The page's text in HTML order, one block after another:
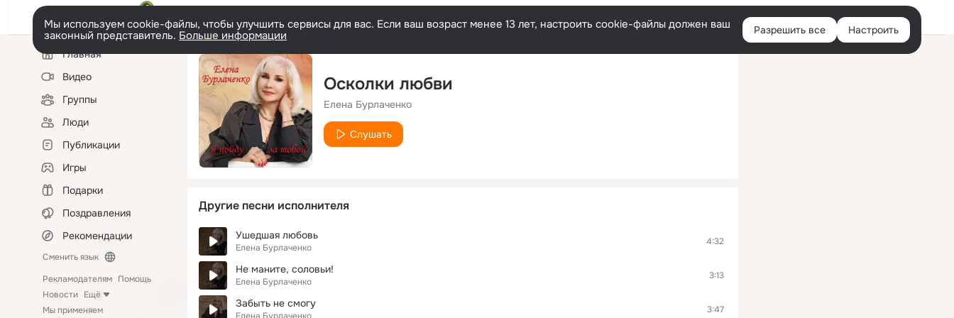
Войти
Мы используем cookie-файлы, чтобы улучшить сервисы для вас. Если ваш возраст менее 13 лет, настроить cookie-файлы должен ваш
законный представитель. Больше информации Разрешить все Настроить
Левая
колонкаГлавная
Видео
Группы
Люди
Публикации
Игры
Подарки
Поздравления
Рекомендации
Сменить язык
Рекламодателям Помощь
Новости Ещё
Мы применяем
Осколки любви
Елена Бурлаченко
Слушать
Другие песни исполнителя
Ушедшая любовь
Елена Бурлаченко
4:32
Не маните, соловьи!
Елена Бурлаченко
3:13
Забыть не смогу 3:47